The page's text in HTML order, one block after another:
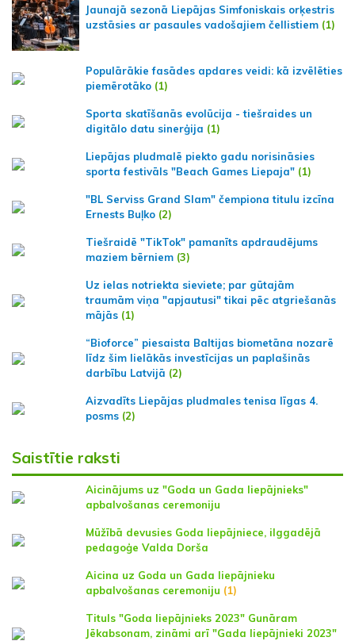
Jaunajā sezonā Liepājas Simfoniskais orķestris
uzstāsies ar pasaules vadošajiem čellistiem (1)
Populārākie fasādes apdares veidi: kā izvēlēties
piemērotāko (1)
Sporta skatīšanās evolūcija - tiešraides un
digitālo datu sinerģija (1)
Liepājas pludmalē piekto gadu norisināsies
sporta festivāls "Beach Games Liepaja" (1)
"BL Serviss Grand Slam" čempiona titulu izcīna
Ernests Buļko (2)
Tiešraidē "TikTok" pamanīts apdraudējums
maziem bērniem (3)
Uz ielas notriekta sieviete; par gūtajām
traumām viņa "apjautusi" tikai pēc atgriešanās
mājās (1)
“Bioforce” piesaista Baltijas biometāna nozarē
līdz šim lielākās investīcijas un paplašinās
darbību Latvijā (2)
Aizvadīts Liepājas pludmales tenisa līgas 4.
posms (2)
Saistītie raksti
Aicinājums uz "Goda un Gada liepājnieks"
apbalvošanas ceremoniju
Mūžībā devusies Goda liepājniece, ilggadējā
pedagoģe Valda Dorša
Aicina uz Goda un Gada liepājnieku
apbalvošanas ceremoniju (1)
Tituls "Goda liepājnieks 2023" Gunāram
Jēkabsonam, zināmi arī "Gada liepājnieki 2023"